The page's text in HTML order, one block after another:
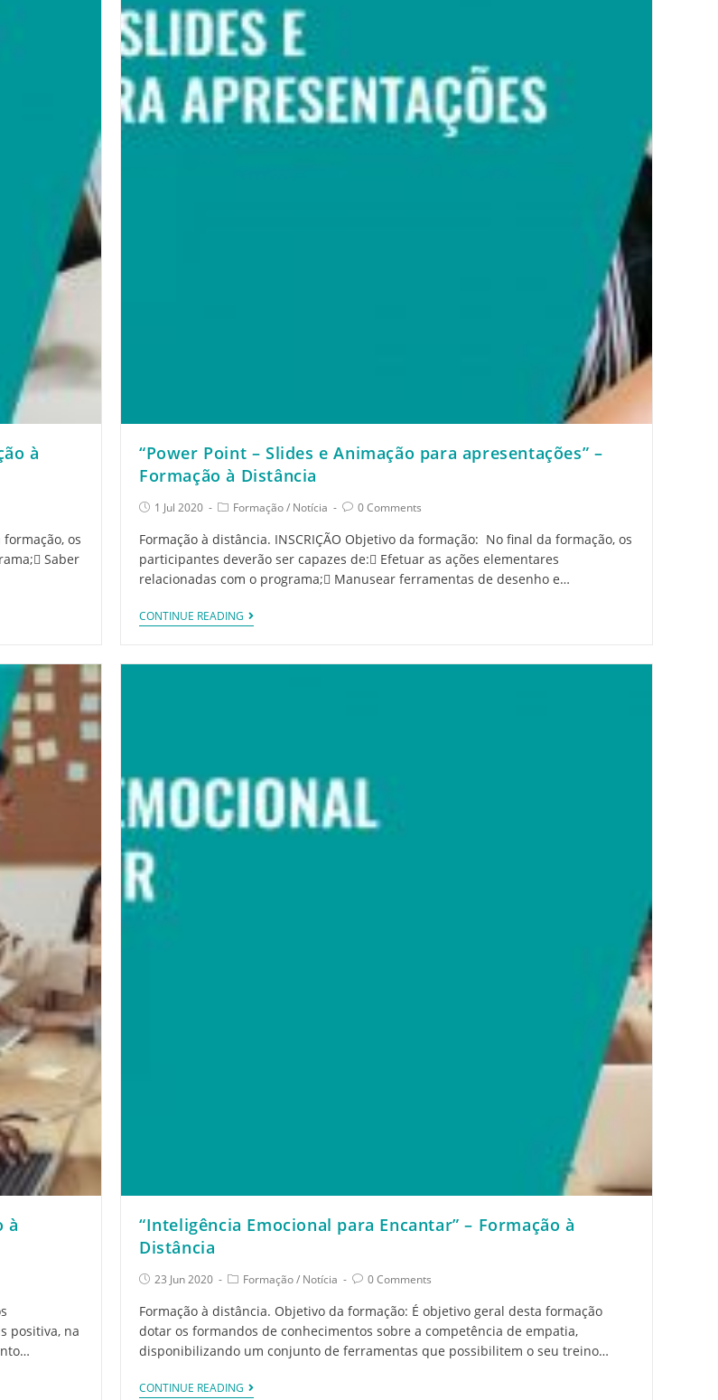
à
os
Saber
“Power Point – Slides e Animação para apresentações” –
Formação à Distância
1 Jul 2020 Formação/ Notícia 0 Comments
Formação à distância. INSCRIÇÃO Objetivo da formação: No final da formação, os
participantes deverão ser capazes de: Efetuar as ações elementares
relacionadas com o programa; Manusear ferramentas de desenho e…
CONTINUE READING
à
positiva, na
“Inteligência Emocional para Encantar” – Formação à
Distância
23 Jun 2020 Formação/ Notícia 0 Comments
Formação à distância. Objetivo da formação: É objetivo geral desta formação
dotar os formandos de conhecimentos sobre a competência de empatia,
disponibilizando um conjunto de ferramentas que possibilitem o seu treino…
CONTINUE READING